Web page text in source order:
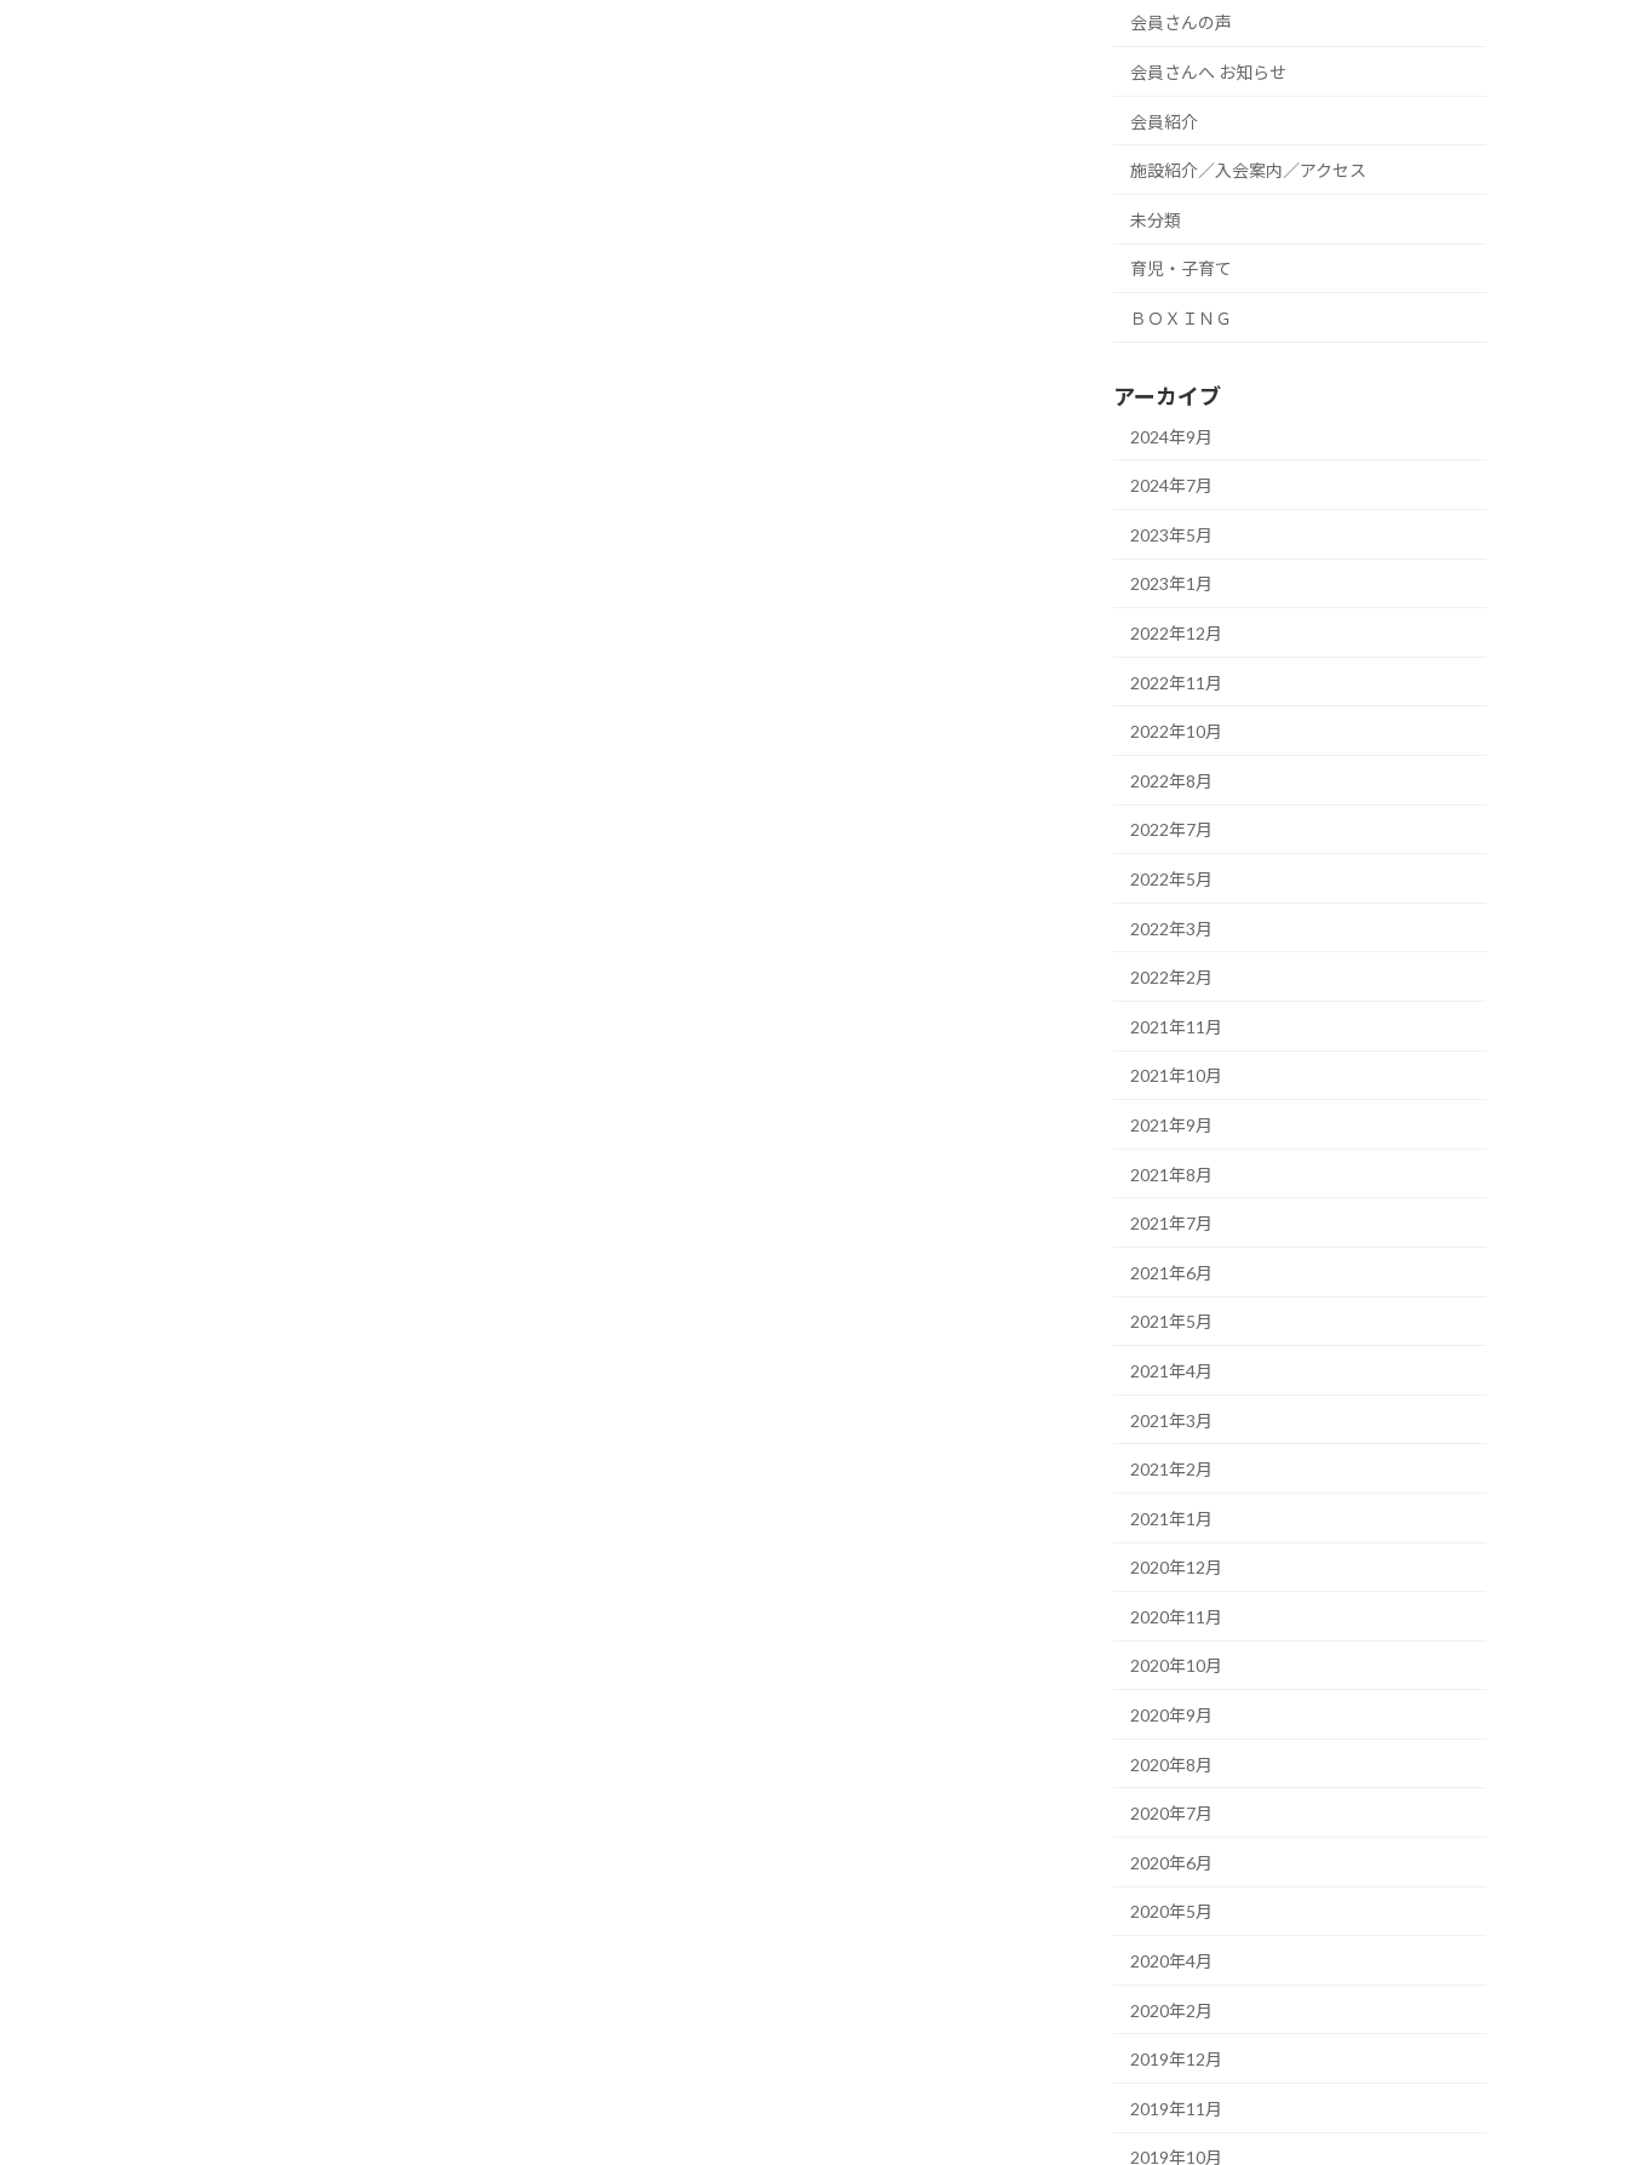
会員さんの声
会員さんへ お知らせ
会員紹介
施設紹介／入会案内／アクセス
未分類
育児・子育て
ＢＯＸＩＮＧ
アーカイブ
2024年9月
2024年7月
2023年5月
2023年1月
2022年12月
2022年11月
2022年10月
2022年8月
2022年7月
2022年5月
2022年3月
2022年2月
2021年11月
2021年10月
2021年9月
2021年8月
2021年7月
2021年6月
2021年5月
2021年4月
2021年3月
2021年2月
2021年1月
2020年12月
2020年11月
2020年10月
2020年9月
2020年8月
2020年7月
2020年6月
2020年5月
2020年4月
2020年2月
2019年12月
2019年11月
2019年10月